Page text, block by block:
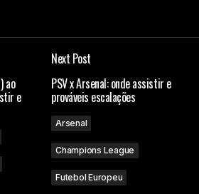
ao
e
Next Post
PSV x Arsenal: onde assistir e
prováveis escalações
Arsenal
Champions League
Futebol Europeu